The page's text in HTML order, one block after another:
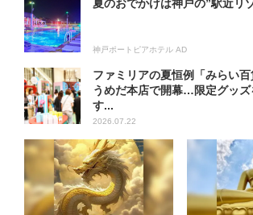
夏のおでかけは神戸の”駅近リ
神戸ポートピアホテル AD
ファミリアの夏恒例「みらい
うめだ本店で開幕…限定グッズ
す...
2026.07.22